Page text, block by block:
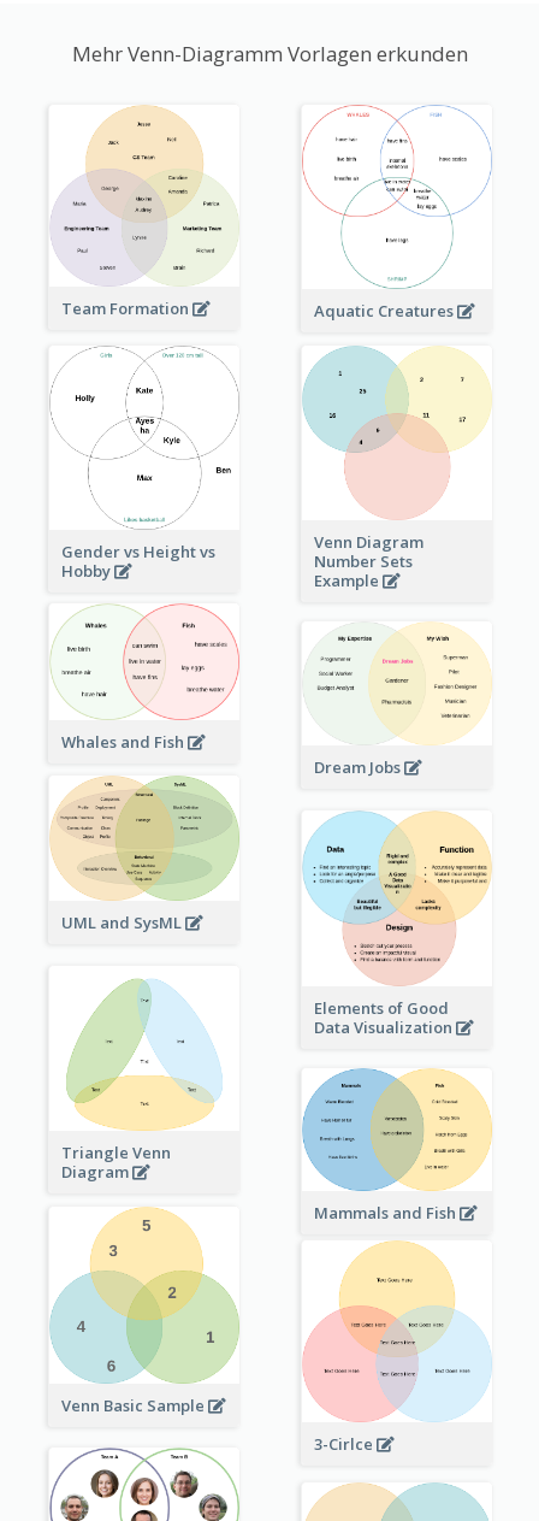
Mehr Venn-Diagramm Vorlagen erkunden
Team Formation Aquatic Creatures
Gender vs Height vs
Hobby
Venn Diagram
Number Sets
Example
Whales and Fish
Dream Jobs
UML and SysML
Elements of Good
Data Visualization
Triangle Venn
Diagram
Mammals and Fish
Venn Basic Sample
3-Cirlce